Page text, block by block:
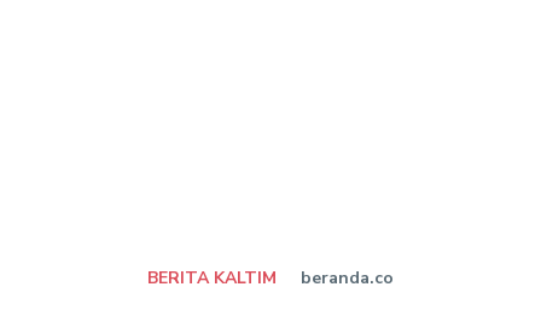
BERITA KALTIM beranda.co